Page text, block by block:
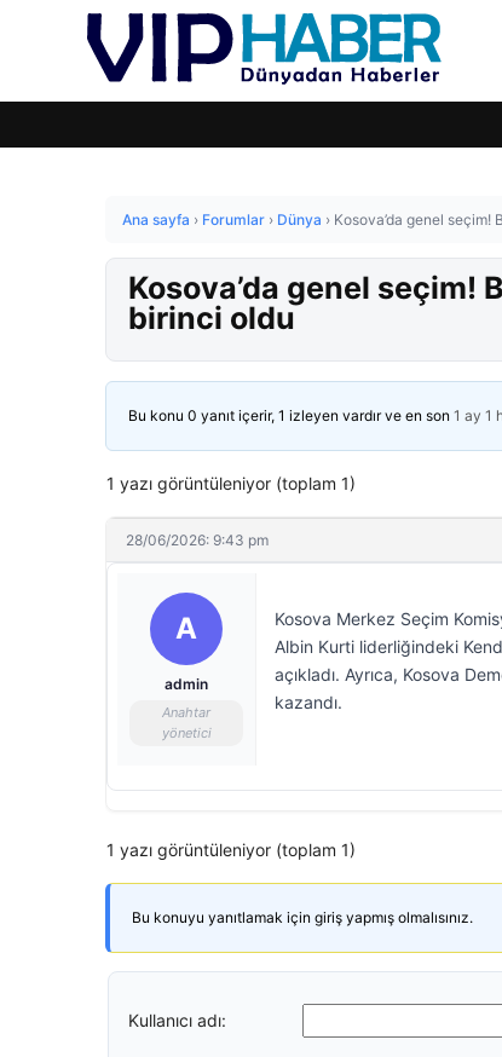
Ana sayfa › Forumlar › Dünya › Kosova’da genel seçim!
Kosova’da genel seçim!
birinci oldu
Bu konu 0 yanıt içerir, 1 izleyen vardır ve en son 1 ay 1
1 yazı görüntüleniyor (toplam 1)
28/06/2026: 9:43 pm
A
admin
Anahtar
yönetici
Kosova Merkez Seçim
Albin Kurti liderliğindeki
açıkladı. Ayrıca, Kosova
kazandı.
1 yazı görüntüleniyor (toplam 1)
Bu konuyu yanıtlamak için giriş yapmış olmalısınız.
Kullanıcı adı: